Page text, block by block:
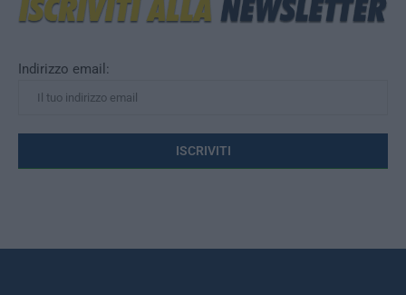
Indirizzo email: